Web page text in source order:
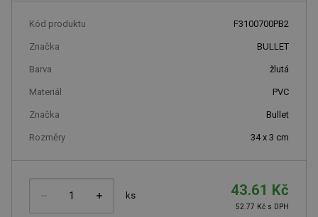
Kód produktu F3100700PB2
Značka BULLET
Barva žlutá
Materiál PVC
Značka Bullet
Rozměry 34 x 3 cm
ks 43.61 Kč
52.77 Kč s DPH